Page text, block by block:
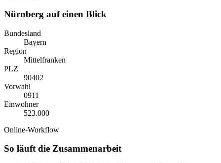
Nürnberg auf einen Blick
Bundesland
Bayern
Region
Mittelfranken
PLZ
90402
Vorwahl
0911
Einwohner
523.000
Online-Workflow
So läuft die Zusammenarbeit